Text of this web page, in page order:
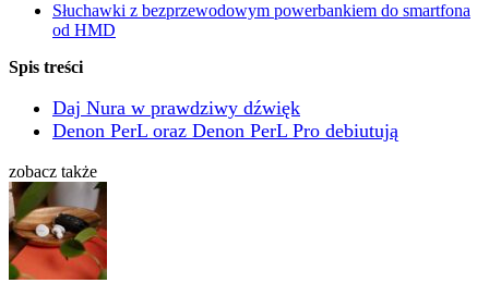
Słuchawki z bezprzewodowym powerbankiem do smartfona
od HMD
Spis treści
Daj Nura w prawdziwy dźwięk
Denon PerL oraz Denon PerL Pro debiutują
zobacz także